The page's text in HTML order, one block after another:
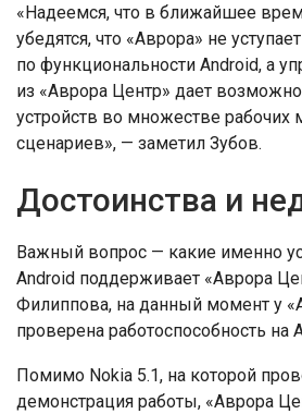
«Надеемся, что в ближайшее
убедятся, что «Аврора» не уступает
по функциональности Android, а
из «Аврора Центр» дает
устройств во множестве рабочих
сценариев», — заметил Зубов.
Достоинства и
Важный вопрос — какие именно
Android поддерживает «Аврора
Филиппова, на данный момент у
проверена работоспособность на
Помимо Nokia 5.1, на которой
демонстрация работы, «Аврора